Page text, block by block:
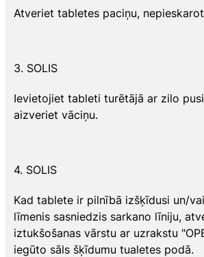
Atveriet tabletes paciņu,
3. SOLIS
Ievietojiet tableti turētājā ar zilo
aizveriet vāciņu.
4. SOLIS
Kad tablete ir pilnībā izšķīdusi un/
līmenis sasniedzis sarkano līniju,
iztukšošanas vārstu ar uzrakstu
iegūto sāls šķīdumu tualetes podā.